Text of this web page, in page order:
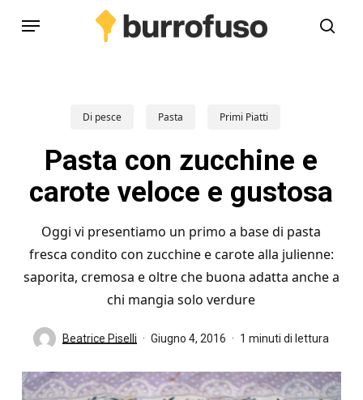
Menu
Di pesce Pasta Primi Piatti
Pasta con zucchine e
carote veloce e gustosa
Oggi vi presentiamo un primo a base di pasta
fresca condito con zucchine e carote alla julienne:
saporita, cremosa e oltre che buona adatta anche a
chi mangia solo verdure
Beatrice Piselli Giugno 4, 2016 1 minuti di lettura